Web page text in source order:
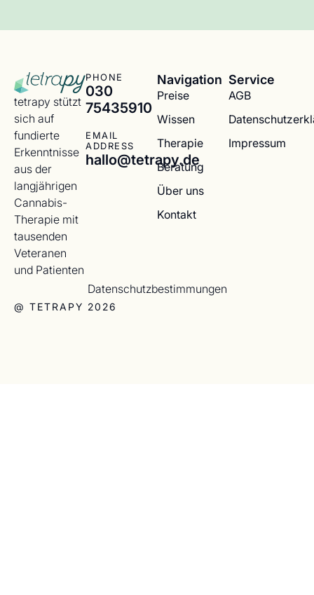
tetrapy stützt
sich auf
fundierte
Erkenntnisse
aus der
langjährigen
Cannabis-
Therapie mit
tausenden
Veteranen
und Patienten
PHONE
030
75435910
EMAIL
ADDRESS
hallo@tetrapy.de
Navigation
Preise
Wissen
Therapie
Beratung
Über uns
Kontakt
Service
AGB
Impressum
@ TETRAPY 2026
Datenschutzbestimmungen